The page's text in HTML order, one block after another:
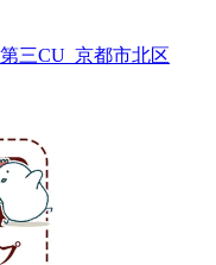
三CU_京都市北区